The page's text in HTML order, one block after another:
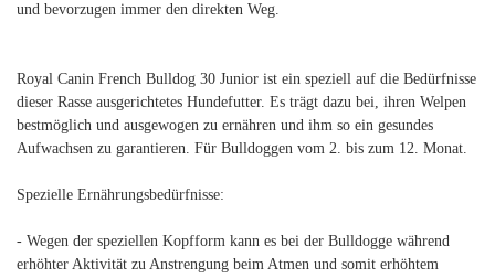
und bevorzugen immer den direkten Weg.
Royal Canin French Bulldog 30 Junior ist ein speziell auf die Bedürfnisse
dieser Rasse ausgerichtetes Hundefutter. Es trägt dazu bei, ihren Welpen
bestmöglich und ausgewogen zu ernähren und ihm so ein gesundes
Aufwachsen zu garantieren. Für Bulldoggen vom 2. bis zum 12. Monat.
Spezielle Ernährungsbedürfnisse:
- Wegen der speziellen Kopfform kann es bei der Bulldogge während
erhöhter Aktivität zu Anstrengung beim Atmen und somit erhöhtem